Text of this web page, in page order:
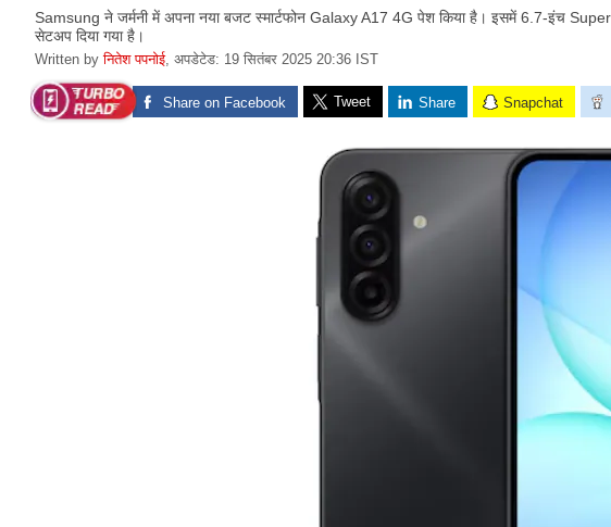
Samsung ने जर्मनी में अपना नया बजट स्मार्टफोन Galaxy A17 4G पेश किया है। इसमें 6.7-इंच
सेटअप दिया गया है।
Written byनितेश पपनोई, अपडेटेड: 19 सितंबर 2025 20:36 IST
Share on Facebook Tweet Share Snapchat